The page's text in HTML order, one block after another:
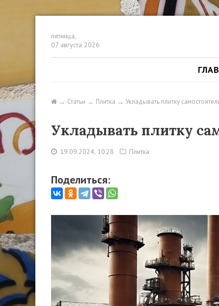
пятница,
07 августа 2026
Статьи Плитка Укладывать плитку
Укладывать плитку
19.09.2024, 10:28 Плитка
Поделиться: